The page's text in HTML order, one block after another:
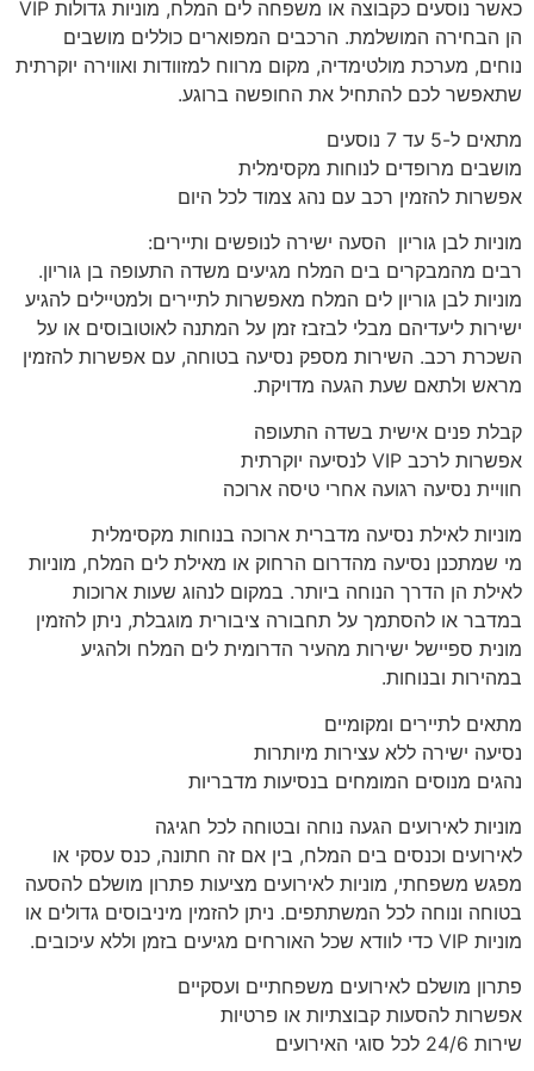
כאשר נוסעים כקבוצה או משפחה לים המלח, מוניות גדולות VIP
הן הבחירה המושלמת. הרכבים המפוארים כוללים מושבים
נוחים, מערכת מולטימדיה, מקום מרווח למזוודות ואווירה יוקרתית
שתאפשר לכם להתחיל את החופשה ברוגע.
מתאים ל-5 עד 7 נוסעים
מושבים מרופדים לנוחות מקסימלית
אפשרות להזמין רכב עם נהג צמוד לכל היום
מוניות לבן גוריון הסעה ישירה לנופשים ותיירים:
רבים מהמבקרים בים המלח מגיעים משדה התעופה בן גוריון.
מוניות לבן גוריון לים המלח מאפשרות לתיירים ולמטיילים להגיע
ישירות ליעדיהם מבלי לבזבז זמן על המתנה לאוטובוסים או על
השכרת רכב. השירות מספק נסיעה בטוחה, עם אפשרות להזמין
מראש ולתאם שעת הגעה מדויקת.
קבלת פנים אישית בשדה התעופה
אפשרות לרכב VIP לנסיעה יוקרתית
חוויית נסיעה רגועה אחרי טיסה ארוכה
מוניות לאילת נסיעה מדברית ארוכה בנוחות מקסימלית
מי שמתכנן נסיעה מהדרום הרחוק או מאילת לים המלח, מוניות
לאילת הן הדרך הנוחה ביותר. במקום לנהוג שעות ארוכות
במדבר או להסתמך על תחבורה ציבורית מוגבלת, ניתן להזמין
מונית ספיישל ישירות מהעיר הדרומית לים המלח ולהגיע
במהירות ובנוחות.
מתאים לתיירים ומקומיים
נסיעה ישירה ללא עצירות מיותרות
נהגים מנוסים המומחים בנסיעות מדבריות
מוניות לאירועים הגעה נוחה ובטוחה לכל חגיגה
לאירועים וכנסים בים המלח, בין אם זה חתונה, כנס עסקי או
מפגש משפחתי, מוניות לאירועים מציעות פתרון מושלם להסעה
בטוחה ונוחה לכל המשתתפים. ניתן להזמין מיניבוסים גדולים או
מוניות VIP כדי לוודא שכל האורחים מגיעים בזמן וללא עיכובים.
פתרון מושלם לאירועים משפחתיים ועסקיים
אפשרות להסעות קבוצתיות או פרטיות
שירות 24/6 לכל סוגי האירועים